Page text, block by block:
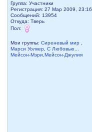
Группа: Участники
Регистрация: 27 Мар 2009, 23:16
Сообщений: 13954
Откуда: Тверь
Пол:
Мои группы:Сиреневый мир
Марси Уолкер
,С Любовью...
Мейсон-Мэри,Мейсон-Джулия